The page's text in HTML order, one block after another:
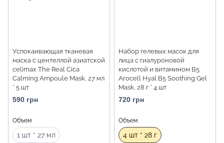
Успокаивающая тканевая
маска с центеллой азиатской
celimax The Real Cica
Calming Ampoule Mask, 27 мл
* 5 шт
590 грн
Объем
1 шт * 27 мл
Набор гелевых масок для
лица с гиалуроновой
кислотой и витамином B5
Arocell Hyal B5 Soothing Gel
Mask, 28 г * 4 шт
720 грн
Объем
4 шт * 28 г